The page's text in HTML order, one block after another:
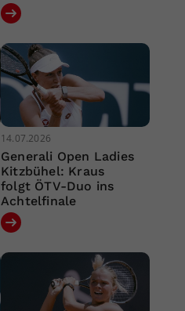
14.07.2026
Generali Open Ladies
Kitzbühel: Kraus
folgt ÖTV-Duo ins
Achtelfinale